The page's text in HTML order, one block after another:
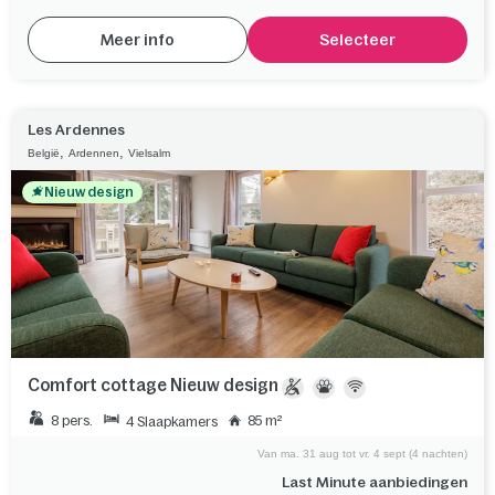
Meer info Selecteer
Les Ardennes
België, Ardennen, Vielsalm
Nieuw design
Comfort cottage Nieuw design
8 pers. 4 Slaapkamers 85 m²
Last Minute aanbiedingen
Van ma. 31 aug tot vr. 4 sept (4 nachten)